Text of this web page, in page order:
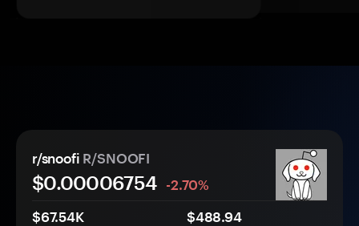
r/snoofi R/SNOOFI
$0.00006754
-2.70%
$67.54K
$488.94